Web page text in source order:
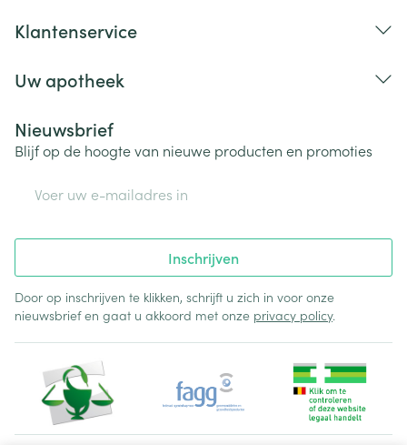
Klantenservice
Uw apotheek
Nieuwsbrief
Blijf op de hoogte van nieuwe producten en promoties
Inschrijven
Door op inschrijven te klikken, schrijft u zich in voor onze
nieuwsbrief en gaat u akkoord met onze privacy policy.